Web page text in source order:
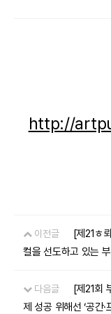
http://
이전글
[제21ㅎ
컬을 선도하고 있는
다음글
[제21회
제 성공 위해선 ‘공간·